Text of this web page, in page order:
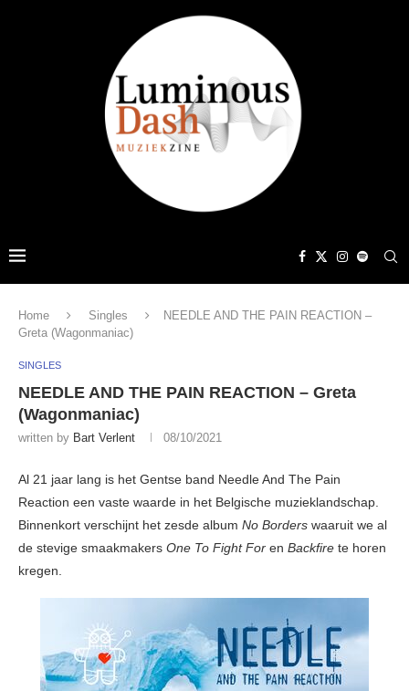
Home Singles
NEEDLE AND THE PAIN REACTION –
Greta (Wagonmaniac)
SINGLES
NEEDLE AND THE PAIN REACTION – Greta
(Wagonmaniac)
written by Bart Verlent 08/10/2021
Al 21 jaar lang is het Gentse band Needle And The Pain
Reaction een vaste waarde in het Belgische muzieklandschap.
Binnenkort verschijnt het zesde album No Borders waaruit we al
de stevige smaakmakers One To Fight For en Backfire te horen
kregen.